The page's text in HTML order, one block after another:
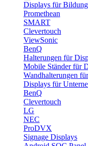
Displays für Bildung
Promethean
SMART
Clevertouch
ViewSonic
BenQ
Halterungen für
Mobile Ständer für
Wandhalterungen
Displays für
BenQ
Clevertouch
LG
NEC
ProDVX
Signage Displays